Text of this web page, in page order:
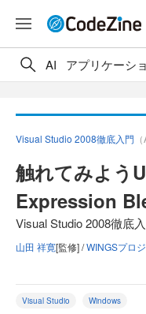
AI アプリケーシ
Visual Studio 2008徹底入門
触れてみよう
Expression
Visual Studio 2008徹底入
山田 祥寛[監修] /WINGSプロ
Visual Studio Windows